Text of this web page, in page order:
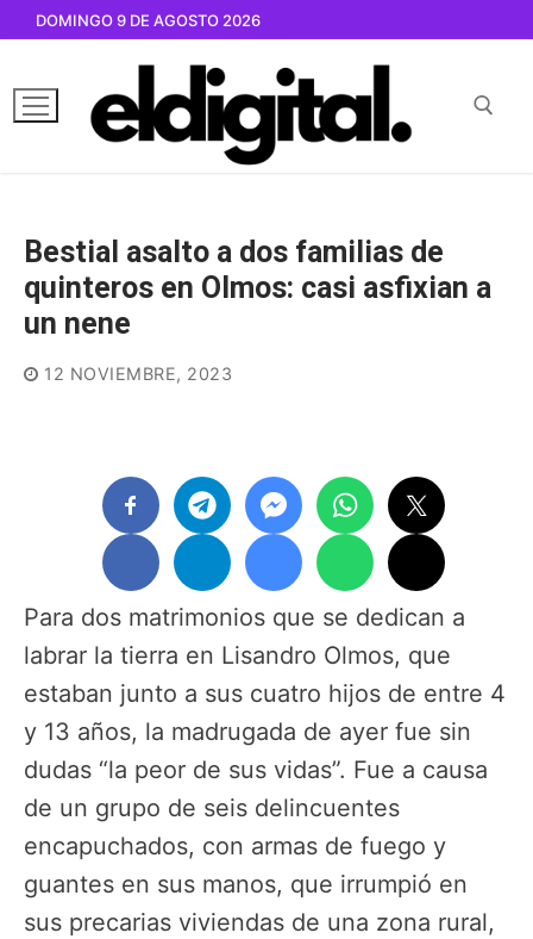
contenido
DOMINGO 9 DE AGOSTO 2026
Bestial asalto a dos familias de
quinteros en Olmos: casi asfixian a
un nene
12 NOVIEMBRE, 2023
Para dos matrimonios que se dedican a
labrar la tierra en Lisandro Olmos, que
estaban junto a sus cuatro hijos de entre 4
y 13 años, la madrugada de ayer fue sin
dudas “la peor de sus vidas”. Fue a causa
de un grupo de seis delincuentes
encapuchados, con armas de fuego y
guantes en sus manos, que irrumpió en
sus precarias viviendas de una zona rural,